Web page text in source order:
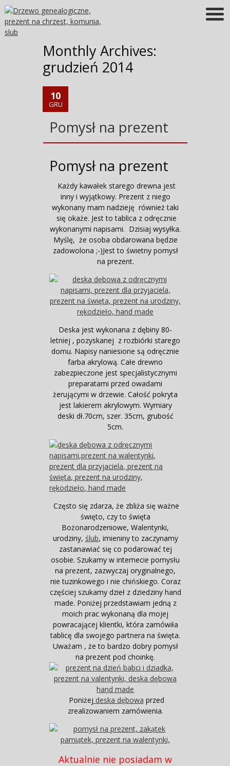
Monthly Archives:
grudzień 2014
10
GRU
Pomysł na prezent
Pomysł na prezent
Każdy kawałek starego drewna jest
inny i wyjątkowy. Prezent z niego
wykonany mam nadzieję również taki
się okaże. Jest to tablica z odręcznie
wykonanymi napisami. Dzisiaj wysyłka.
Myślę, że osoba obdarowana będzie
zadowolona ;-)Jest to świetny pomysł
na prezent.
Deska jest wykonana z dębiny 80-
letniej , pozyskanej z rozbiórki starego
domu. Napisy naniesione są odręcznie
farba akrylową. Całe drewno
zabezpieczone jest specjalistycznymi
preparatami przed owadami
żerującymi w drzewie. Całość pokryta
jest lakierem akrylowym. Wymiary
deski dł.70cm, szer. 35cm, grubość
5cm.
Często się zdarza, że zbliża się ważne
święto, czy to święta
Bożonarodzeniowe, Walentynki,
urodziny, ślub, imieniny to zaczynamy
zastanawiać się co podarować tej
osobie. Szukamy w internecie pomysłu
na prezent, zazwyczaj oryginalnego,
nie tuzinkowego i nie chińskiego. Coraz
częściej szukamy dzieł z dziedziny hand
made. Poniżej przedstawiam jedną z
moich prac wykonaną dla mojej
powracającej klientki, która zamówiła
tablicę dla swojego partnera na święta.
Uważam , że to bardzo dobry pomysł
na prezent pod choinkę.
Poniżej deska dębowa przed
zrealizowaniem zamówienia.
Aktualnie nie posiadam w